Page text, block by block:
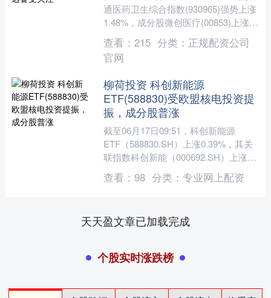
通医药卫生综合指数(930965)强势上涨
1.48%，成分股微创医疗(00853)上涨
6.21%，微创机器人-B(....
查看： 215 分类： 正规配资公司
官网
柳荷投资 科创新能源
ETF(588830)受欧盟核电投资提
振，成分股普涨
截至06月17日09:51，科创新能源
ETF（588830.SH）上涨0.39%，其关
联指数科创新能（000692.SH）上涨
0.39%；主要成分股中柳荷投资，....
查看： 98 分类： 专业网上配资
天天盈文章已加载完成
个股实时涨跌榜